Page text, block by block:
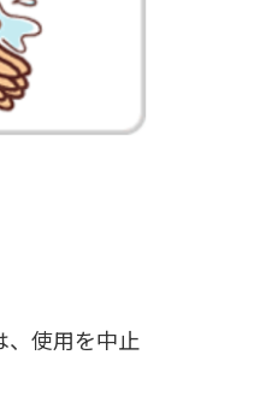
、使用を中止